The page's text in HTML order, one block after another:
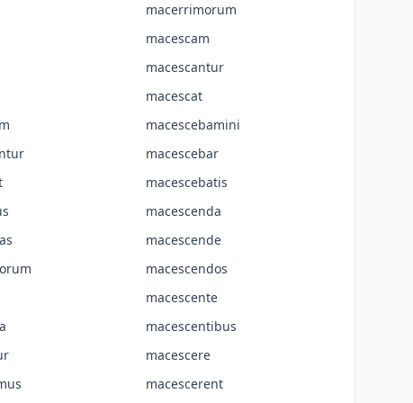
macerrimorum
macescam
macescantur
macescat
macescebamini
macescebar
macescebatis
macescenda
macescende
macescendos
macescente
macescentibus
macescere
macescerent